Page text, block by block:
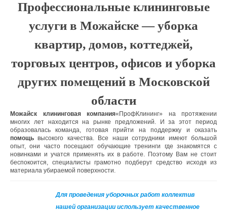
Профессиональные клининговые
услуги в Можайске — уборка
квартир, домов, коттеджей,
торговых центров, офисов и уборка
других помещений в Московской
области
Можайск клининговая компания«ПрофКлининг» на протяжении
многих лет находится на рынке предложений. И за этот период
образовалась команда, готовая прийти на поддержку и оказать
помощьвысокого качества. Все наши сотрудники имеют большой
опыт, они часто посещают обучающие тренинги где знакомятся с
новинками и учатся применять их в работе. Поэтому Вам не стоит
беспокоится, специалисты грамотно подберут средство исходя из
материала убираемой поверхности.
Для проведения уборочных работ коллектив
нашей организации использует качественное